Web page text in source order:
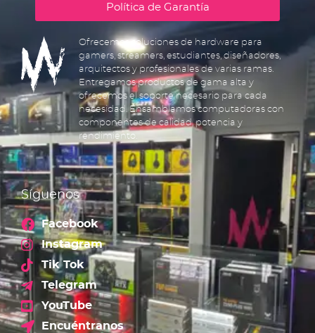
Política de Garantía
Ofrecemos soluciones de hardware para
gamers, streamers, estudiantes, diseñadores,
arquitectos y profesionales de varias ramas.
Entregamos productos de gama alta y
ofrecemos el soporte necesario para cada
necesidad. Ensamblamos computadoras con
componentes de calidad, potencia y
rendimiento.
Síguenos
Facebook
Instagram
Tik Tok
Telegram
YouTube
Encuéntranos